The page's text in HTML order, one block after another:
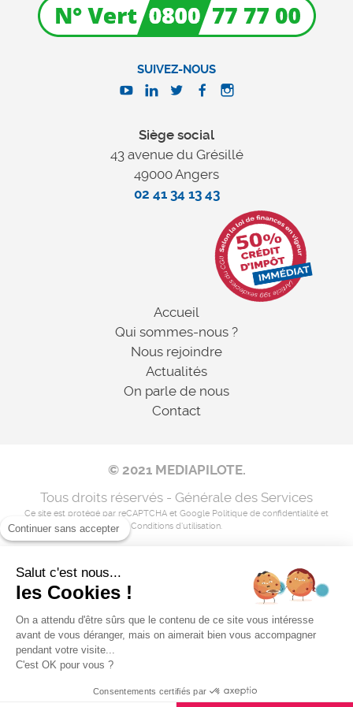
Siège social
43 avenue du Grésillé
49000 Angers
02 41 34 13 43
SUIVEZ-NOUS
Accueil
Qui sommes-nous ?
Nous rejoindre
Actualités
On parle de nous
Contact
© 2021 MEDIAPILOTE.
Tous droits réservés - Générale des Services
Ce site est protégé par reCAPTCHA et Google Politique de confidentialité et
Conditions d'utilisation.
Flux RSS
Continuer sans accepter
Salut c'est nous...
les Cookies !
On a attendu d'être sûrs que le contenu de ce site vous intéresse
avant de vous déranger, mais on aimerait bien vous accompagner
pendant votre visite...
C'est OK pour vous ?
Consentements certifiés par